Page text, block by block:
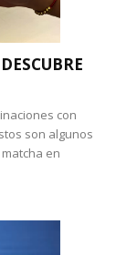
con
son algunos
en